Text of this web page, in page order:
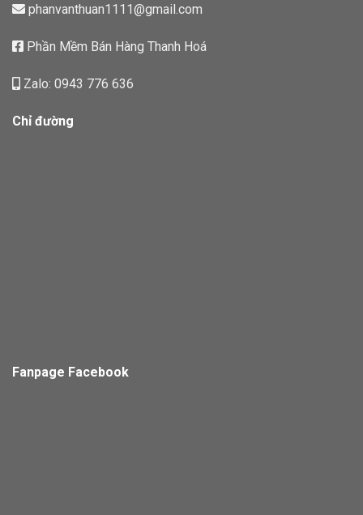
phanvanthuan1111@gmail.com
Phần Mềm Bán Hàng Thanh Hoá
Zalo: 0943 776 636
Chỉ đường
Fanpage Facebook